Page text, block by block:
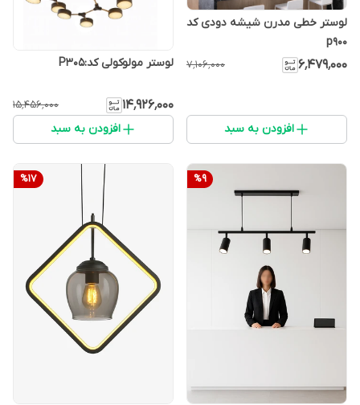
لوستر خطی مدرن شیشه دودی کد
p900
۶٬۴۷۹٬۰۰۰ ۷٬۱۰۶٬۰۰۰
افزودن به سبد
لوستر مولوکولی کد:P305
۱۴٬۹۲۶٬۰۰۰ ۱۵٬۴۵۶٬۰۰۰
افزودن به سبد
%9
%17